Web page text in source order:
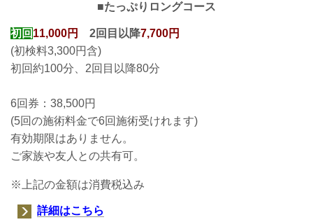
■たっぷりロングコース
初回 11,000円 2回目以降7,700円
(初検料3,300円含)
初回約100分、2回目以降80分
6回券：38,500円
(5回の施術料金で6回施術受けれます)
有効期限はありません。
ご家族や友人との共有可。
※上記の金額は消費税込み
詳細はこちら